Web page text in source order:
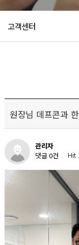
고객센터
원장님 데프콘과
관리자
댓글 0건
Hit